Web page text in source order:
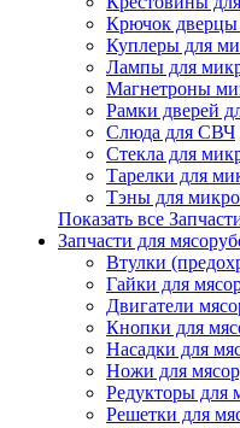
Крючок дверцы
Куплеры для
Лампы для
Магнетроны
Рамки дверей
Слюда для СВЧ
Стекла для
Тарелки для
Тэны для
Показать все
Запчасти для
Втулки
Гайки для
Двигатели
Кнопки для
Насадки для
Ножи для
Редукторы для
Решетки для